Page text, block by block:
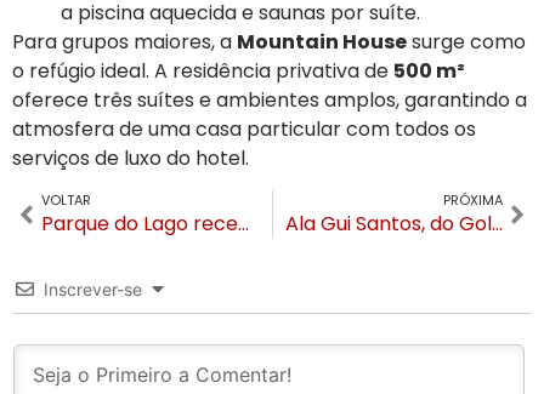
a piscina aquecida e saunas por suíte.
Para grupos maiores, a Mountain Housesurge como
o refúgio ideal. A residência privativa de 500 m²
oferece três suítes e ambientes amplos, garantindo a
atmosfera de uma casa particular com todos os
serviços de luxo do hotel.
VOLTAR
Parque do Lago recebe investimentos de R$ 600 mil para revitalização completa em Canela
PRÓXIMA
Ala Gui Santos, do Golden State Warriors, vem ao NBA Gramado para um dia com fãs
Inscrever-se